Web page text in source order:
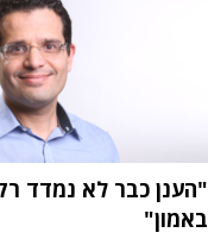
"הענן כבר לא נמדד
באמון"